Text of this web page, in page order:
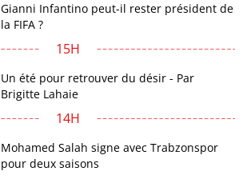
Gianni Infantino peut-il rester président de
la FIFA ?
15H
Un été pour retrouver du désir - Par
Brigitte Lahaie
14H
Mohamed Salah signe avec Trabzonspor
pour deux saisons